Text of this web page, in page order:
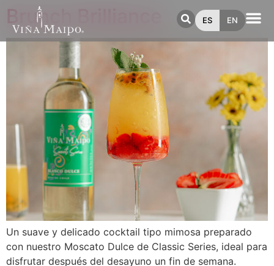
ES EN
Brunch Brilliance
Un suave y delicado cocktail tipo mimosa preparado
con nuestro Moscato Dulce de Classic Series, ideal para
disfrutar después del desayuno un fin de semana.